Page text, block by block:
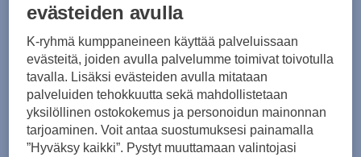
evästeiden avulla
K-ryhmä kumppaneineen käyttää palveluissaan
evästeitä, joiden avulla palvelumme toimivat toivotulla
tavalla. Lisäksi evästeiden avulla mitataan
palveluiden tehokkuutta sekä mahdollistetaan
yksilöllinen ostokokemus ja personoidun mainonnan
tarjoaminen. Voit antaa suostumuksesi painamalla
”Hyväksy kaikki”. Pystyt muuttamaan valintojasi